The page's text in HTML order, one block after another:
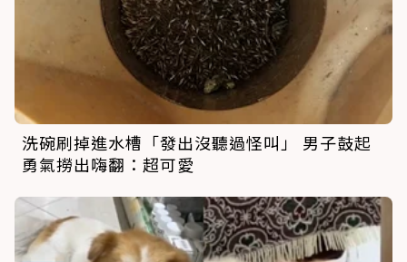
洗碗刷掉進水槽「發出沒聽過怪叫」 男子鼓起
勇氣撈出嗨翻：超可愛